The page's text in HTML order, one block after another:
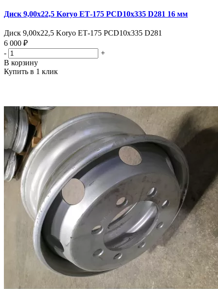
Диск 9,00х22,5 Koryo ЕТ-175 PCD10x335 D281 16 мм
Диск 9,00х22,5 Koryo ЕТ-175 PCD10x335 D281
6 000 ₽
-
+
В корзину
Купить в 1 клик